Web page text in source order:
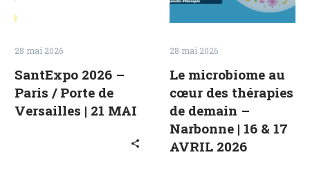
MAI
28 mai 2026
SantExpo 2026 –
Paris / Porte de
Versailles | 21 MAI
de
demain
|
16
&
17
AVRIL
28 mai 2026
Le microbiome au
cœur des thérapies
de demain –
Narbonne | 16 & 17
AVRIL 2026